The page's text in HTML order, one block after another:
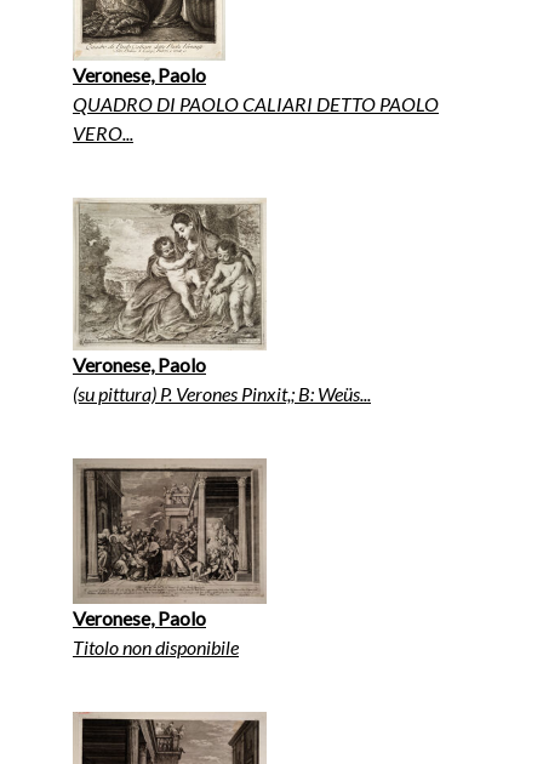
Veronese, Paolo
QUADRO DI PAOLO CALIARI DETTO PAOLO
VERO...
Veronese, Paolo
(su pittura) P. Verones Pinxit,; B: Weüs...
Veronese, Paolo
Titolo non disponibile